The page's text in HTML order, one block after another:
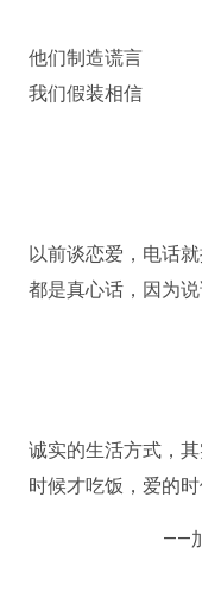
他们制造谎言
我们假装相信
以前谈恋爱，电话
都是真心话，因为说
诚实的生活方式，
时候才吃饭，爱的时
——